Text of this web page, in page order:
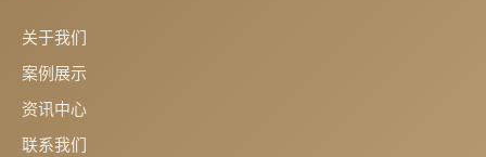
关于我们
案例展示
资讯中心
联系我们